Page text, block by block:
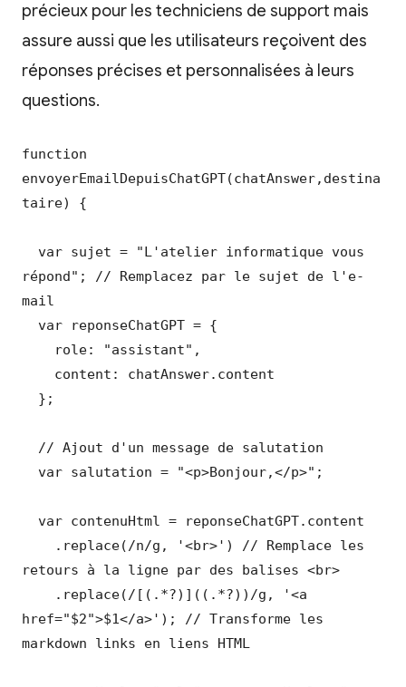
précieux pour les techniciens de support mais
assure aussi que les utilisateurs reçoivent des
réponses précises et personnalisées à leurs
questions.
function
envoyerEmailDepuisChatGPT(chatAnswer,destina
taire) {
répond"; // Remplacez par le sujet de l'e-
mail
retours à la ligne par des balises <br>
href="$2">$1</a>'); // Transforme les
markdown links en liens HTML